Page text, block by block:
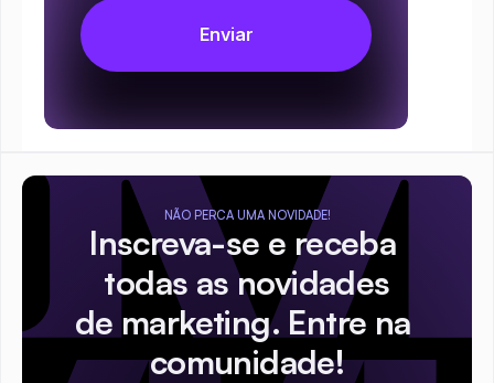
NÃO PERCA UMA NOVIDADE!
Inscreva-se e receba
todas as novidades
de marketing. Entre na
comunidade!